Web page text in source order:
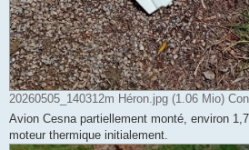
20260505_140312m Héron.jpg (1.06 Mio)
Avion Cesna partiellement monté, environ
moteur thermique initialement.